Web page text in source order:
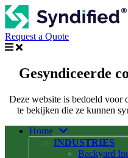
Request a Quote
Gesyndiceerde
Deze website is bedoeld voor
te bekijken die ze kunnen
Home
INDUSTRIES
Backyard